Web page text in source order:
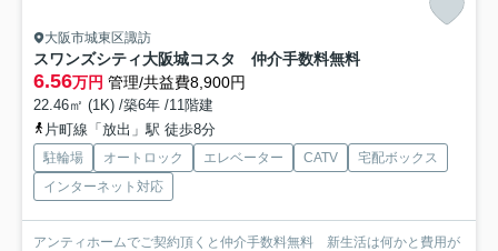
大阪市城東区諏訪
スワンズシティ大阪城コスタ 仲介手数料無料
6.56万円 管理/共益費8,900円
22.46㎡ (1K) /築6年 /11階建
片町線「放出」駅 徒歩8分
駐輪場 オートロック エレベーター CATV
宅配ボックス
インターネット対応
アンティホームでご契約頂くと仲介手数料無料 新生活は何かと費用が